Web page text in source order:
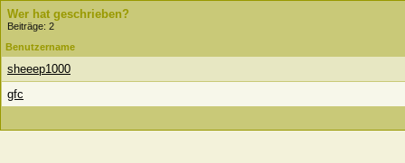
Wer hat geschrieben?
Beiträge: 2
Benutzername
sheeep1000
gfc